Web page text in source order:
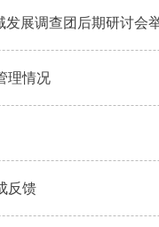
发展调查团后期研讨会
理情况
反馈